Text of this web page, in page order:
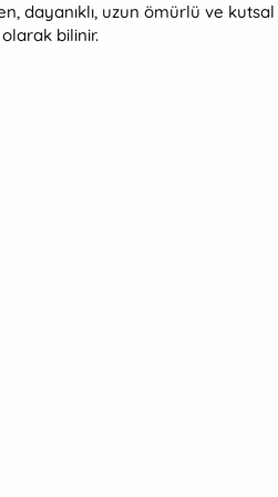
dayanıklı, uzun ömürlü ve
bilinir.